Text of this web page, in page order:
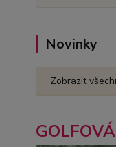
Novinky
Zobrazit